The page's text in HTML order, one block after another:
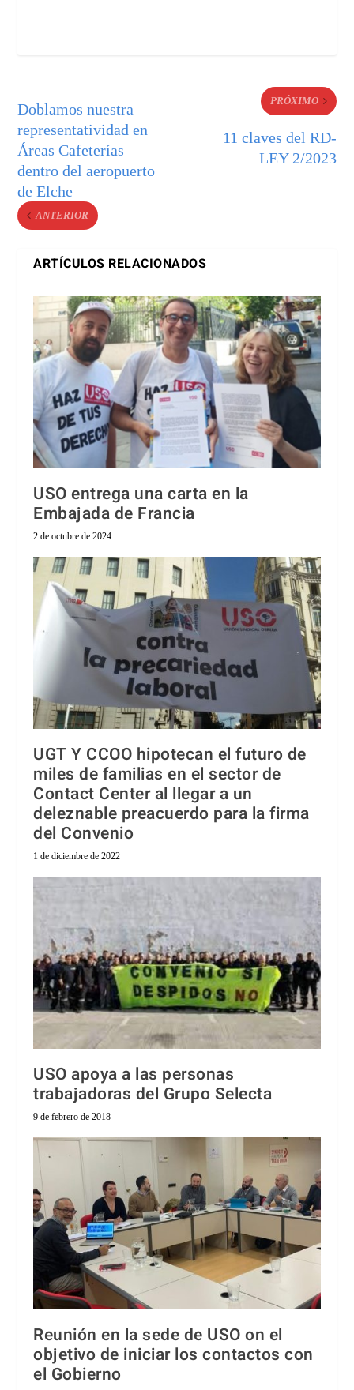
Doblamos nuestra
representatividad en
Áreas Cafeterías
dentro del aeropuerto
de Elche
ANTERIOR
PRÓXIMO
11 claves del RD-
LEY 2/2023
ARTÍCULOS RELACIONADOS
USO entrega una carta en la
Embajada de Francia
2 de octubre de 2024
UGT Y CCOO hipotecan el futuro de
miles de familias en el sector de
Contact Center al llegar a un
deleznable preacuerdo para la firma
del Convenio
1 de diciembre de 2022
USO apoya a las personas
trabajadoras del Grupo Selecta
9 de febrero de 2018
Reunión en la sede de USO on el
objetivo de iniciar los contactos con
el Gobierno